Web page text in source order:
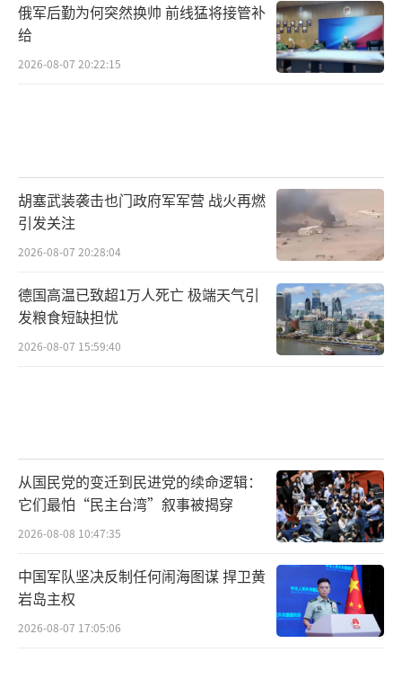
俄军后勤为何突然换帅 前线猛将接管补
给
2026-08-07 20:22:15
胡塞武装袭击也门政府军军营 战火再燃
引发关注
2026-08-07 20:28:04
德国高温已致超1万人死亡 极端天气引
发粮食短缺担忧
2026-08-07 15:59:40
从国民党的变迁到民进党的续命逻辑：
它们最怕“民主台湾”叙事被揭穿
2026-08-08 10:47:35
中国军队坚决反制任何闹海图谋 捍卫黄
岩岛主权
2026-08-07 17:05:06